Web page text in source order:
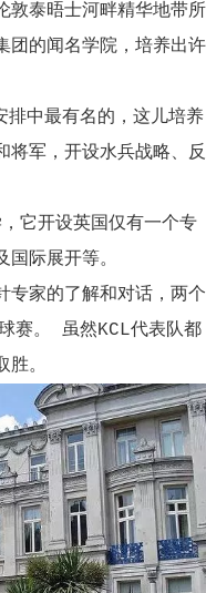
敦泰晤士河畔精华地带所
团的闻名学院，培养出许
中最有名的，这儿培养
将军，开设水兵战略、反
它开设英国仅有一个专
国际展开等。
家的了解和对话，两个
赛。 虽然KCL代表队都
。